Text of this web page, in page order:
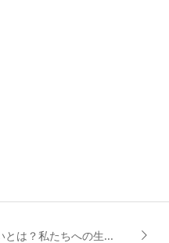
とは？私たちへの生...